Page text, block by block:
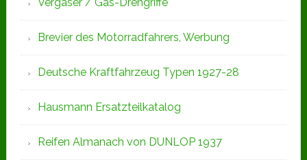
Brevier des Motorradfahrers, Werbung
Deutsche Kraftfahrzeug Typen 1927-28
Hausmann Ersatzteilkatalog
Reifen Almanach von DUNLOP 1937